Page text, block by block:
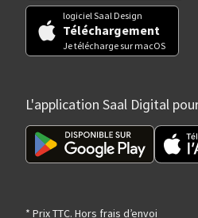
logiciel Saal Design
Téléchargement
Je télécharge sur macOS
L'application Saal Digital
* Prix TTC. Hors frais d’envoi